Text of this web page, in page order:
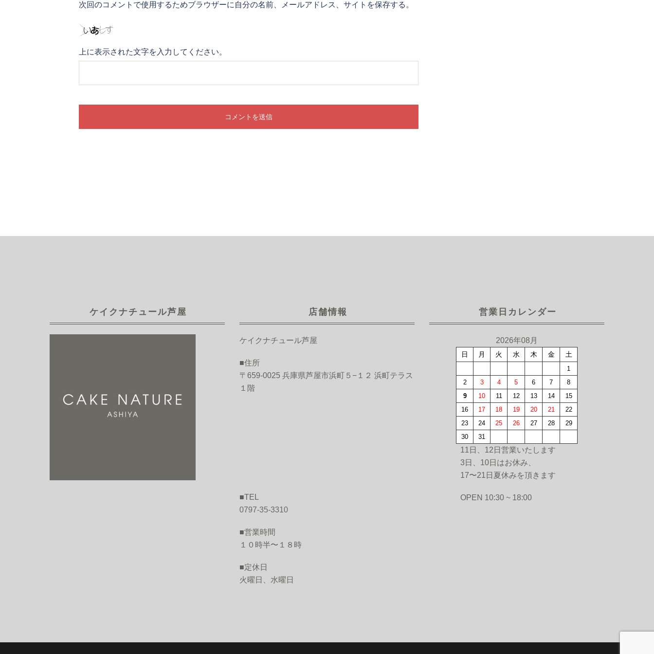
次回のコメントで使用するためブラウザーに自分の名前、メールアドレス、サイトを保存する。
上に表示された文字を入力してください。
ケイクナチュール芦屋 店舗情報
ケイクナチュール芦屋
■住所
〒659-0025 兵庫県芦屋市浜町５−１２ 浜町テラス
１階
■TEL
0797-35-3310
■営業時間
１０時半〜１８時
■定休日
火曜日、水曜日
営業日カレンダー
2026年08月
日 月 火 水 木 金 土
1
2
3 4 5 6 7
8
9
10 11 12 13 14
15
16
17 18 19 20 21
22
23
24 25 26 27 28
29
30
31
11日、12日営業いたします
3日、10日はお休み、
17〜21日夏休みを頂きます
OPEN 10:30 ~ 18:00